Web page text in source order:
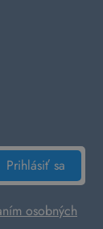
Prihlásiť sa
osobných